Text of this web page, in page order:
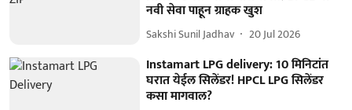
नवी सेवा पाहून ग्राहक खुश
Sakshi Sunil Jadhav 20 Jul 2026
Instamart LPG delivery: 10 मिनिटांत
घरात येईल सिलेंडर! HPCL LPG सिलेंडर
कसा मागवाल?